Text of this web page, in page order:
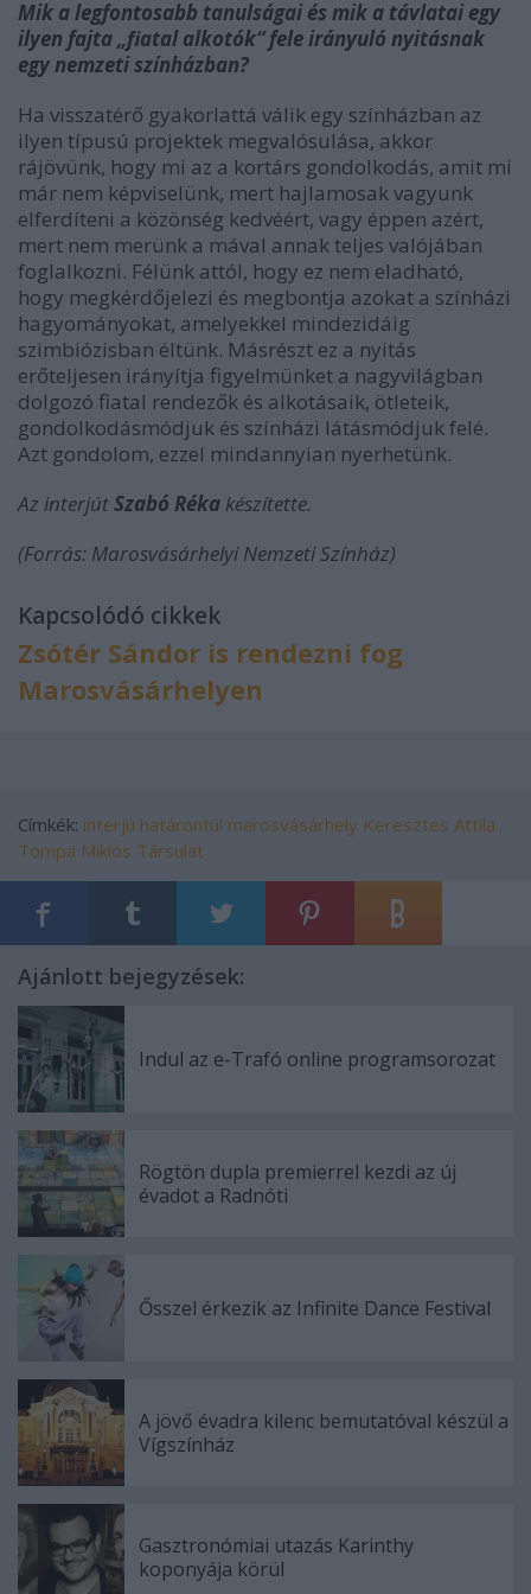
Mik a legfontosabb tanulságai és mik a távlatai egy
ilyen fajta „fiatal alkotók“ fele irányuló nyitásnak
egy nemzeti színházban?
Ha visszatérő gyakorlattá válik egy színházban az
ilyen típusú projektek megvalósulása, akkor
rájövünk, hogy mi az a kortárs gondolkodás, amit mi
már nem képviselünk, mert hajlamosak vagyunk
elferdíteni a közönség kedvéért, vagy éppen azért,
mert nem merünk a mával annak teljes valójában
foglalkozni. Félünk attól, hogy ez nem eladható,
hogy megkérdőjelezi és megbontja azokat a színházi
hagyományokat, amelyekkel mindezidáig
szimbiózisban éltünk. Másrészt ez a nyitás
erőteljesen irányítja figyelmünket a nagyvilágban
dolgozó fiatal rendezők és alkotásaik, ötleteik,
gondolkodásmódjuk és színházi látásmódjuk felé.
Azt gondolom, ezzel mindannyian nyerhetünk.
Az interjútSzabó Réka készítette.
(Forrás: Marosvásárhelyi Nemzeti Színház)
Kapcsolódó cikkek
Zsótér Sándor is rendezni fog
Marosvásárhelyen
Címkék: interjú határontúl marosvásárhely Keresztes Attila
Tompa Miklós Társulat
Ajánlott bejegyzések:
Indul az e-Trafó online programsorozat
Rögtön dupla premierrel kezdi az új
évadot a Radnóti
Ősszel érkezik az Infinite Dance Festival
A jövő évadra kilenc bemutatóval készül a
Vígszínház
Gasztronómiai utazás Karinthy
koponyája körül